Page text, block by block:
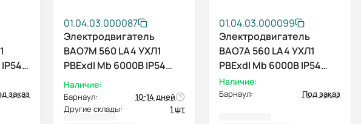
заказ
01.04.03.000087
Электродвигатель
ВАО7М 560 LA4 УХЛ1
PBExdI Mb 6000В IP54
800/1500 IM1001
Наличие:
Барнаул:
10-14 дней
Другие склады:
1 шт
01.04.03.000099
Электродвигатель
ВАО7А 560 LA4 УХЛ1
PBExdI Mb 6000В IP54
800/1500 IM1001
Наличие:
Барнаул: Под заказ